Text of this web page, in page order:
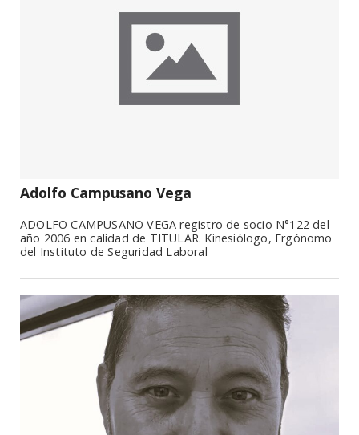
Adolfo Campusano Vega
ADOLFO CAMPUSANO VEGA registro de socio N°122 del
año 2006 en calidad de TITULAR. Kinesiólogo, Ergónomo
del Instituto de Seguridad Laboral